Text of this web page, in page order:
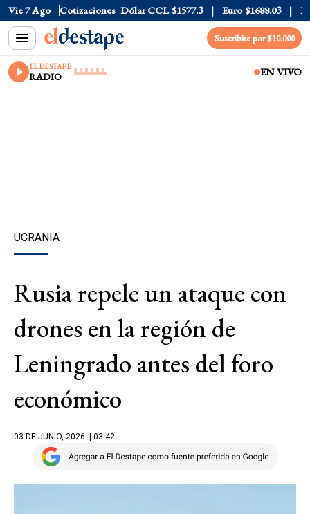
Vie 7 Ago Cotizaciones
Dólar Blue $1530 Dólar CCL $1577.3 Euro $1688.03 Riesgo
Suscribite por $10.000
EL DESTAPE
RADIO EN VIVO
UCRANIA
Rusia repele un ataque con
drones en la región de
Leningrado antes del foro
económico
03 DE JUNIO, 2026 | 03.42